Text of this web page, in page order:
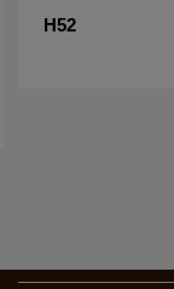
H52